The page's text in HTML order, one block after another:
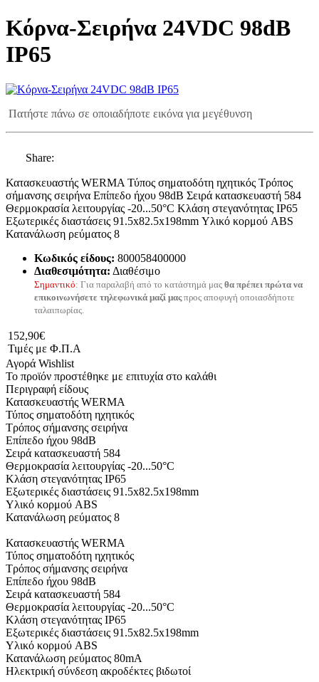
Κόρνα-Σειρήνα 24VDC 98dB
IP65
Πατήστε πάνω σε οποιαδήποτε εικόνα για μεγέθυνση
Share:
Κατασκευαστής WERMA Τύπος σηματοδότη ηχητικός Τρόπος
σήμανσης σειρήνα Επίπεδο ήχου 98dB Σειρά κατασκευαστή 584
Θερμοκρασία λειτουργίας -20...50°C Κλάση στεγανότητας IP65
Εξωτερικές διαστάσεις 91.5x82.5x198mm Υλικό κορμού ABS
Κατανάλωση ρεύματος 8
Κωδικός είδους: 800058400000
Διαθεσιμότητα: Διαθέσιμο
Σημαντικό: Για παραλαβή από το κατάστημά μας θα πρέπει πρώτα να
επικοινωνήσετε τηλεφωνικά μαζί μαςπρος αποφυγή οποιασδήποτε
ταλαιπωρίας.
152,90€
Τιμές με Φ.Π.Α
Αγορά Wishlist
Το προϊόν προστέθηκε με επιτυχία στο καλάθι
Περιγραφή είδους
Κατασκευαστής WERMA
Τύπος σηματοδότη ηχητικός
Τρόπος σήμανσης σειρήνα
Επίπεδο ήχου 98dB
Σειρά κατασκευαστή 584
Θερμοκρασία λειτουργίας -20...50°C
Κλάση στεγανότητας IP65
Εξωτερικές διαστάσεις 91.5x82.5x198mm
Υλικό κορμού ABS
Κατανάλωση ρεύματος 8
Κατασκευαστής WERMA
Τύπος σηματοδότη ηχητικός
Τρόπος σήμανσης σειρήνα
Επίπεδο ήχου 98dB
Σειρά κατασκευαστή 584
Θερμοκρασία λειτουργίας -20...50°C
Κλάση στεγανότητας IP65
Εξωτερικές διαστάσεις 91.5x82.5x198mm
Υλικό κορμού ABS
Κατανάλωση ρεύματος 80mA
Ηλεκτρική σύνδεση ακροδέκτες βιδωτοί